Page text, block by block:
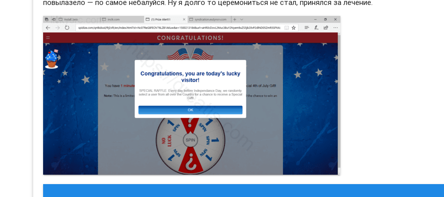
повылазело — по самое небалуйся. Ну я долго то церемониться не стал, принялся за лечение.